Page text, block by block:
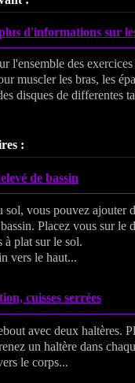
d'informations sur
l'ensemble des
muscler les bras, les
disques de differentes
:
de bassin
sol, vous pouvez ajouter
Placez vous sur le
à plat sur le sol.
vers le haut...
cuisses serrées
avec deux haltères.
un haltère dans
le corps...